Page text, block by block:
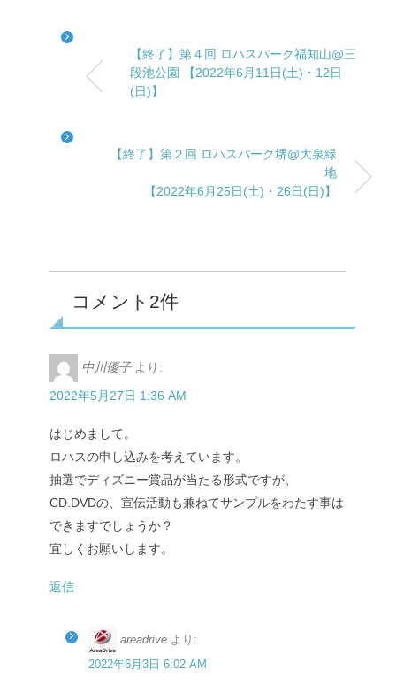
【終了】第４回 ロハスパーク福知山@三
段池公園 【2022年6月11日(土)・12日
(日)】
【終了】第２回 ロハスパーク堺@大泉緑
地
【2022年6月25日(土)・26日(日)】
コメント2件
中川優子 より:
2022年5月27日 1:36 AM
はじめまして。
ロハスの申し込みを考えています。
抽選でディズニー賞品が当たる形式ですが、
CD.DVDの、宣伝活動も兼ねてサンプルをわたす事は
できますでしょうか？
宜しくお願いします。
返信
areadrive より:
2022年6月3日 6:02 AM